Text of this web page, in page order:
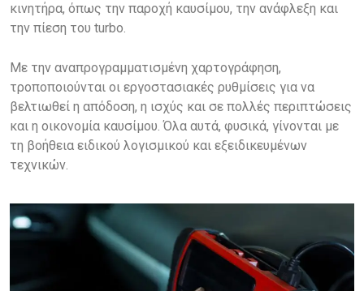
κινητήρα, όπως την παροχή καυσίμου, την ανάφλεξη και
την πίεση του turbo.
Με την αναπρογραμματισμένη χαρτογράφηση,
τροποποιούνται οι εργοστασιακές ρυθμίσεις για να
βελτιωθεί η απόδοση, η ισχύς και σε πολλές περιπτώσεις
και η οικονομία καυσίμου. Όλα αυτά, φυσικά, γίνονται με
τη βοήθεια ειδικού λογισμικού και εξειδικευμένων
τεχνικών.